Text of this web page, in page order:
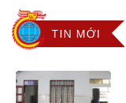
TIN MỚI